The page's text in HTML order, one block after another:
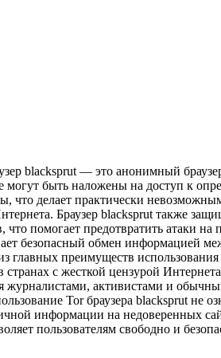
blacksprut — это анонимный
могут быть наложены на доступ к
что делает практически
Браузер blacksprut также
помогает предотвратить атаки
безопасный обмен информацией
преимуществ использования
с жесткой цензурой
журналистами, активистами и
Tor браузера blacksprut не
информации на недоверенных
пользователям свободно и